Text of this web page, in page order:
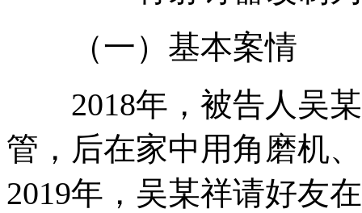
（一）基本案情
2018年，被告人吴某
管，后在家中用角磨机
2019年，吴某祥请好友